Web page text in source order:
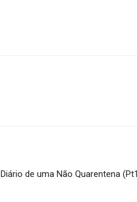
Diário de uma Não Quarentena